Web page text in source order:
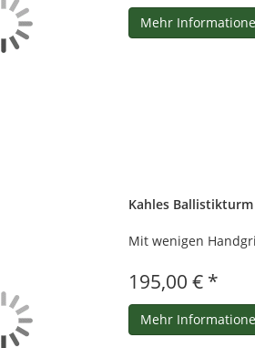
Mehr
Kahles Ballistikturm
Mit wenigen
195,00 € *
Mehr